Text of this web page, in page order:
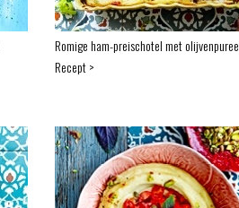
Romige ham-preischotel met olijvenpuree
Recept >